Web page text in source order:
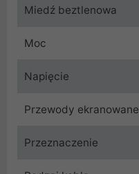
Miedź beztlenowa
Moc
Napięcie
Przewody ekranowane
Przeznaczenie